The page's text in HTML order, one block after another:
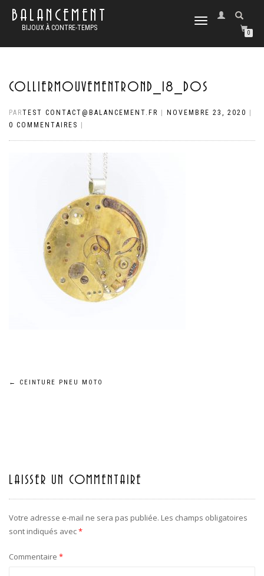
BALANCEMENT
BIJOUX À CONTRE-TEMPS
DÉPLIER
0
COLLIERMOUVEMENTROND_18_DOS
PARTEST CONTACT@BALANCEMENT.FR NOVEMBRE 23, 2020
0 COMMENTAIRES
Navigation
← CEINTURE PNEU MOTO
LAISSER UN COMMENTAIRE
Votre adresse e-mail ne sera pas publiée. Les champs obligatoires
sont indiqués avec*
Commentaire *